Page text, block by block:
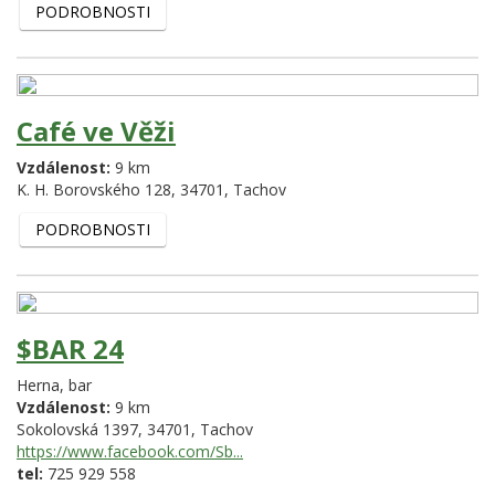
PODROBNOSTI
Café ve Věži
Vzdálenost: 9 km
K. H. Borovského 128, 34701, Tachov
PODROBNOSTI
$BAR 24
Herna, bar
Vzdálenost: 9 km
Sokolovská 1397, 34701, Tachov
https://www.facebook.com/Sb...
tel: 725 929 558